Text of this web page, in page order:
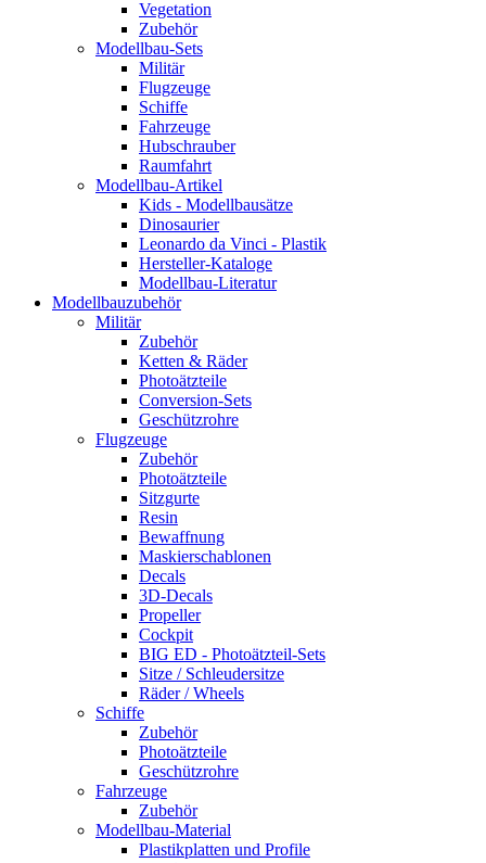
Vegetation
Zubehör
Modellbau-Sets
Militär
Flugzeuge
Schiffe
Fahrzeuge
Hubschrauber
Raumfahrt
Modellbau-Artikel
Kids - Modellbausätze
Dinosaurier
Leonardo da Vinci - Plastik
Hersteller-Kataloge
Modellbau-Literatur
Modellbauzubehör
Militär
Zubehör
Ketten & Räder
Photoätzteile
Conversion-Sets
Geschützrohre
Flugzeuge
Zubehör
Photoätzteile
Sitzgurte
Resin
Bewaffnung
Maskierschablonen
Decals
3D-Decals
Propeller
Cockpit
BIG ED - Photoätzteil-Sets
Sitze / Schleudersitze
Räder / Wheels
Schiffe
Zubehör
Photoätzteile
Geschützrohre
Fahrzeuge
Zubehör
Modellbau-Material
Plastikplatten und Profile